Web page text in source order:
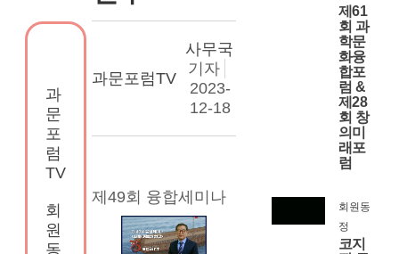
과
문
포
럼
TV
회
원
동
과문포럼TV
사무국
기자
2023-
12-18
제49회 융합세미나
제61
회 과
학문
화융
합포
럼 &
제28
회 창
의미
래포
럼
회원동
정
코지